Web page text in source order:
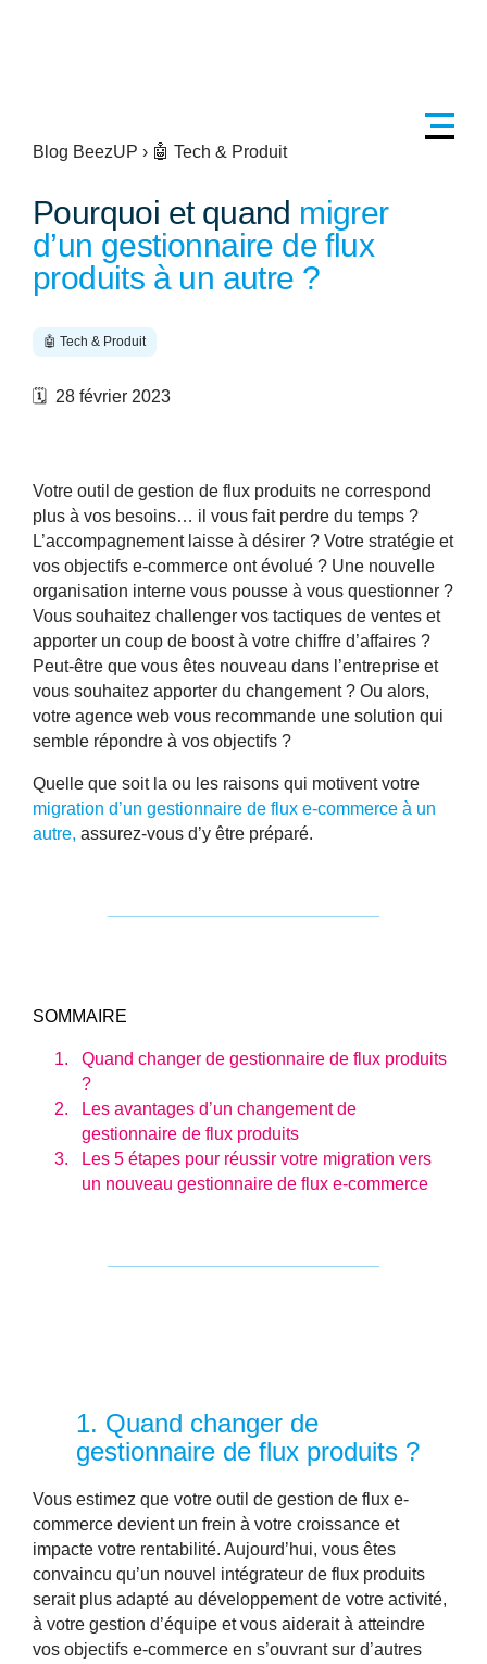
Blog BeezUP › 🤖 Tech & Produit
Pourquoi et quand migrer
d’un gestionnaire de flux
produits à un autre ?
🤖 Tech & Produit
🗓️ 28 février 2023
Votre outil de gestion de flux produits ne correspond
plus à vos besoins… il vous fait perdre du temps ?
L’accompagnement laisse à désirer ? Votre stratégie et
vos objectifs e-commerce ont évolué ? Une nouvelle
organisation interne vous pousse à vous questionner ?
Vous souhaitez challenger vos tactiques de ventes et
apporter un coup de boost à votre chiffre d’affaires ?
Peut-être que vous êtes nouveau dans l’entreprise et
vous souhaitez apporter du changement ? Ou alors,
votre agence web vous recommande une solution qui
semble répondre à vos objectifs ?
Quelle que soit la ou les raisons qui motivent votre
migration d’un gestionnaire de flux e-commerce à un
autre, assurez-vous d’y être préparé.
SOMMAIRE
Quand changer de gestionnaire de flux produits
?
Les avantages d’un changement de
gestionnaire de flux produits
Les 5 étapes pour réussir votre migration vers
un nouveau gestionnaire de flux e-commerce
1. Quand changer de
gestionnaire de flux produits ?
Vous estimez que votre outil de gestion de flux e-
commerce devient un frein à votre croissance et
impacte votre rentabilité. Aujourd’hui, vous êtes
convaincu qu’un nouvel intégrateur de flux produits
serait plus adapté au développement de votre activité,
à votre gestion d’équipe et vous aiderait à atteindre
vos objectifs e-commerce en s’ouvrant sur d’autres